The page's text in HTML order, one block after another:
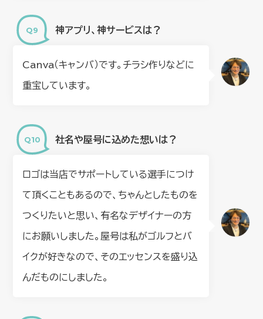
神アプリ、神サービスは？
Canva（キャンバ）です。チラシ作りなどに
重宝しています。
社名や屋号に込めた想いは？
ロゴは当店でサポートしている選手につけ
て頂くこともあるので、ちゃんとしたものを
つくりたいと思い、有名なデザイナーの方
にお願いしました。屋号は私がゴルフとバ
イクが好きなので、そのエッセンスを盛り込
んだものにしました。